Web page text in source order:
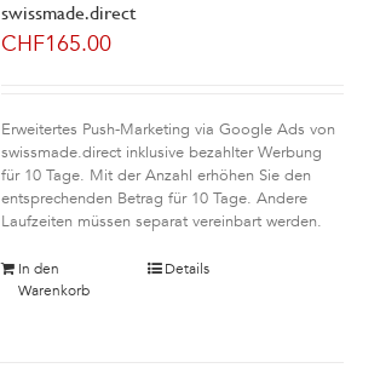
swissmade.direct
CHF165.00
Erweitertes Push-Marketing via Google Ads von
swissmade.direct inklusive bezahlter Werbung
für 10 Tage. Mit der Anzahl erhöhen Sie den
entsprechenden Betrag für 10 Tage. Andere
Laufzeiten müssen separat vereinbart werden.
In den
Warenkorb
Details